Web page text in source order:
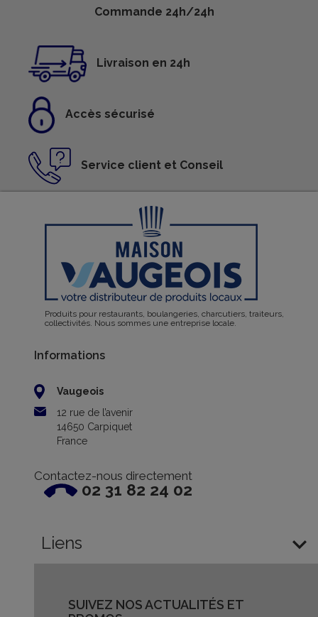
Commande 24h/24h
Livraison en 24h
Accès sécurisé
Service client et Conseil
Produits pour restaurants, boulangeries, charcutiers, traiteurs,
collectivités. Nous sommes une entreprise locale.
Informations
Vaugeois
12 rue de l’avenir
14650 Carpiquet
France
Contactez-nous directement
02 31 82 24 02
Liens 
SUIVEZ NOS ACTUALITÉS ET